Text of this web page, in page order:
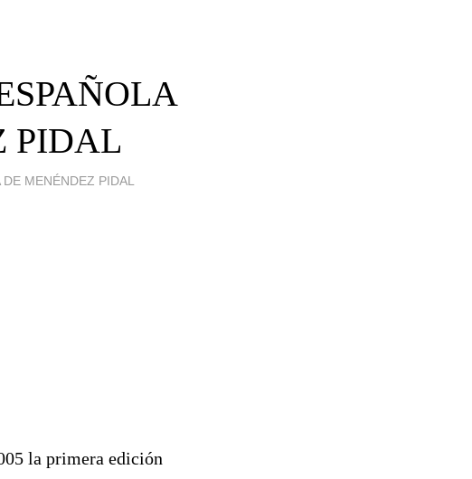
PIDAL
MENÉNDEZ PIDAL
la primera edición